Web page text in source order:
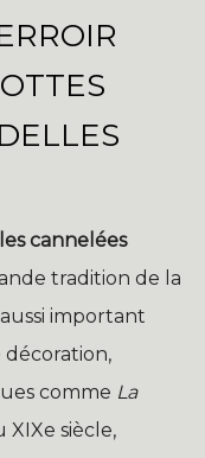
cannelées
tradition de la
important
comme La
XIXe siècle,